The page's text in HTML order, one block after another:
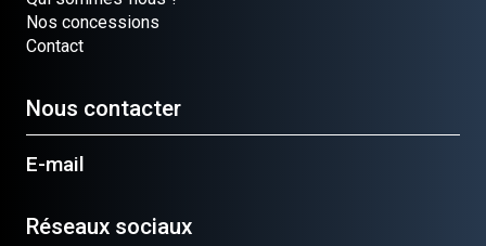
Nos concessions
Contact
Nous contacter
E-mail
Réseaux sociaux